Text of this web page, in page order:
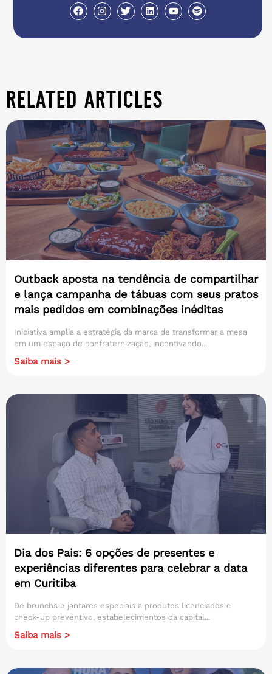
related articles
Outback aposta na tendência de compartilhar
e lança campanha de tábuas com seus pratos
mais pedidos em combinações inéditas
Iniciativa amplia a estratégia da marca de transformar a mesa
em um espaço de confraternização, incentivando...
Saiba mais >
Dia dos Pais: 6 opções de presentes e
experiências diferentes para celebrar a data
em Curitiba
De brunchs e jantares especiais a produtos licenciados e
check-up preventivo, estabelecimentos da capital...
Saiba mais >